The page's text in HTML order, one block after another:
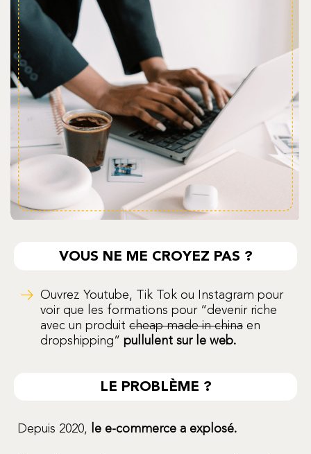
VOUS NE ME CROYEZ PAS ?
Ouvrez Youtube, Tik Tok ou Instagram pour
voir que les formations pour “devenir riche
avec un produit cheap made in china en
dropshipping” pullulent sur le web.
LE PROBLÈME ?
Depuis 2020, le e-commerce a explosé.